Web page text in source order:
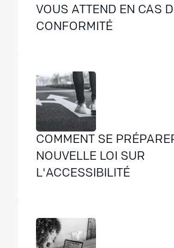
VOUS ATTEND EN CAS
CONFORMITÉ
COMMENT SE
NOUVELLE LOI SUR
L'ACCESSIBILITÉ